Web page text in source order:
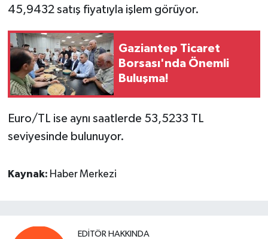
45,9432 satış fiyatıyla işlem görüyor.
Gaziantep Ticaret
Borsası'nda Önemli
Buluşma!
Euro/TL ise aynı saatlerde 53,5233 TL
seviyesinde bulunuyor.
Kaynak: Haber Merkezi
EDITÖR HAKKINDA